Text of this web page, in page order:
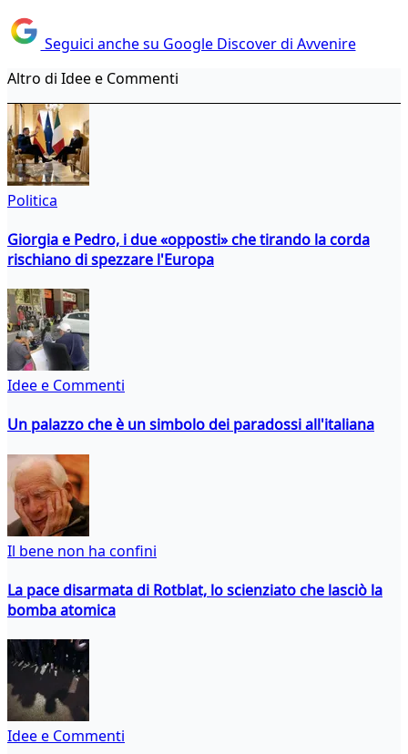
Seguici anche su Google Discover di Avvenire
Altro di Idee e Commenti
Politica
Giorgia e Pedro, i due «opposti» che tirando la corda
rischiano di spezzare l'Europa
Idee e Commenti
Un palazzo che è un simbolo dei paradossi all'italiana
Il bene non ha confini
La pace disarmata di Rotblat, lo scienziato che lasciò la
bomba atomica
Idee e Commenti